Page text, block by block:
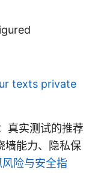
texts private
真实测试的推荐
墙能力、隐私保
险与安全指